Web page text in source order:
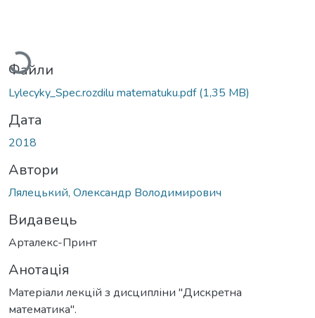
Файли
Lylecyky_Spec.rozdilu matematuku.pdf(1,35 MB)
Дата
2018
Автори
Лялецький, Олександр Володимирович
Видавець
Арталекс-Принт
Анотація
Матеріали лекцій з дисципліни "Дискретна
математика".